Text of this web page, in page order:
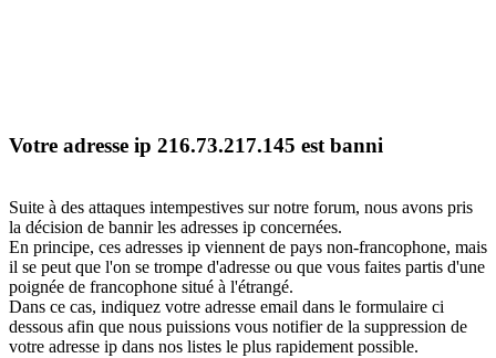
Votre adresse ip 216.73.217.145 est banni
Suite à des attaques intempestives sur notre forum, nous avons pris
la décision de bannir les adresses ip concernées.
En principe, ces adresses ip viennent de pays non-francophone, mais
il se peut que l'on se trompe d'adresse ou que vous faites partis d'une
poignée de francophone situé à l'étrangé.
Dans ce cas, indiquez votre adresse email dans le formulaire ci
dessous afin que nous puissions vous notifier de la suppression de
votre adresse ip dans nos listes le plus rapidement possible.